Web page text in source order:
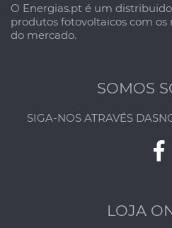
O Energias.pt é um
produtos fotovoltaicos com
do mercado.
SOMOS
SIGA-NOS ATRAVÉS DAS
LOJA